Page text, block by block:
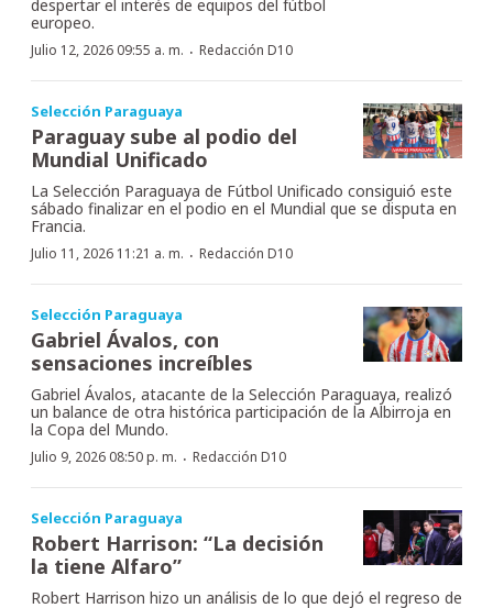
despertar el interés de equipos del fútbol
europeo.
Julio 12, 2026 09:55 a. m. · Redacción D10
Selección Paraguaya
Paraguay sube al podio del
Mundial Unificado
La Selección Paraguaya de Fútbol Unificado consiguió este
sábado finalizar en el podio en el Mundial que se disputa en
Francia.
Julio 11, 2026 11:21 a. m. · Redacción D10
Selección Paraguaya
Gabriel Ávalos, con
sensaciones increíbles
Gabriel Ávalos, atacante de la Selección Paraguaya, realizó
un balance de otra histórica participación de la Albirroja en
la Copa del Mundo.
Julio 9, 2026 08:50 p. m. · Redacción D10
Selección Paraguaya
Robert Harrison: “La decisión
la tiene Alfaro”
Robert Harrison hizo un análisis de lo que dejó el regreso de